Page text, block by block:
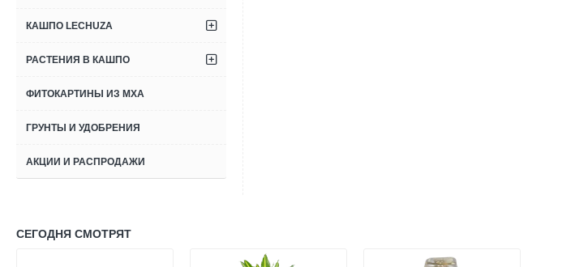
КАШПО LECHUZA
РАСТЕНИЯ В КАШПО
ФИТОКАРТИНЫ ИЗ МХА
ГРУНТЫ И УДОБРЕНИЯ
АКЦИИ И РАСПРОДАЖИ
СЕГОДНЯ СМОТРЯТ